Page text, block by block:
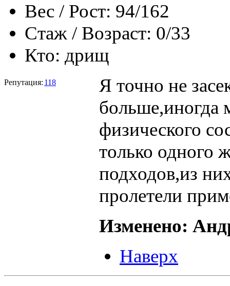
Вес / Рост: 94/162
Стаж / Возраст: 0/33
Кто: дрищ
Репутация: 118
Я точно не
больше,иногда
физического
только одного
подходов,из
пролетели
Изменено:
Наверх